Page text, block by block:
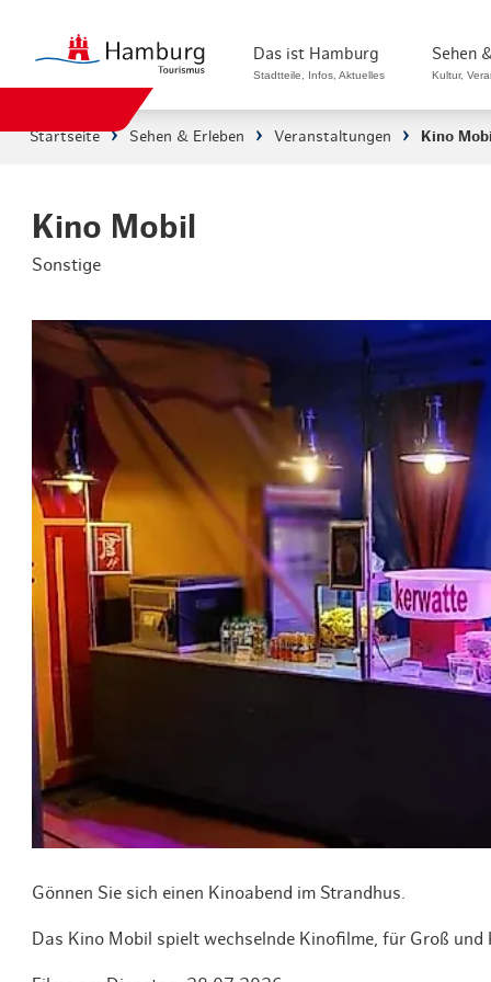
Das ist Hamburg
Stadtteile, Infos, Aktuelles
Die Welt in Hamburg
Hamburg das ganze Jahr
Hamburg für...
Infos & Mobilität
Sehen
Kultur,
Hamburg
Radfahren
Routen &
Historisches
Grüne
Erlebnis,
Startseite Sehen & Erleben Veranstaltungen Kino Mobil
Kino Mobil
Sonstige
Gönnen Sie sich einen Kinoabend im Strandhus.
Das Kino Mobil spielt wechselnde Kinofilme, für Groß und